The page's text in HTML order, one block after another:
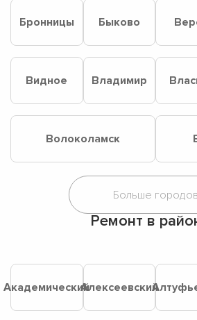
Бронницы Быково
Видное Владимир
Волоколамск
Ремонт в
АкадемическийАлексеевский